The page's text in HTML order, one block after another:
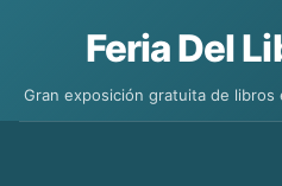
Feria Del
Gran exposición gratuita de libros